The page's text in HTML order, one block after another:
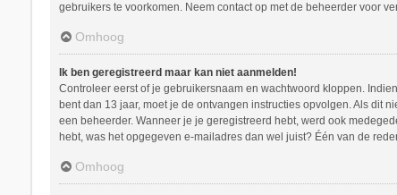
gebruikers te voorkomen. Neem contact op met de beheerder voor
Omhoog
Ik ben geregistreerd maar kan niet aanmelden!
Controleer eerst of je gebruikersnaam en wachtwoord kloppen.
bent dan 13 jaar, moet je de ontvangen instructies opvolgen. Als dit
een beheerder. Wanneer je je geregistreerd hebt, werd ook
hebt, was het opgegeven e-mailadres dan wel juist? Één van de
Omhoog